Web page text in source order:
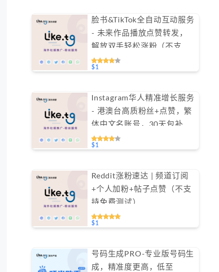
脸书&TikTok全自动互动服务
- 未来作品播放点赞转发，
解放双手轻松涨粉（不支持
免费测试）
$1
Instagram华人精准增长服务
- 港澳台高质粉丝+点赞，繁
体中文名账号，30天包补保
障（不支持免费测试）
$1
Reddit涨粉速达 | 频道订阅
+个人加粉+帖子点赞（不支
持免费测试）
$1
号码生成PRO-专业版号码生
成，精准度更高，低至